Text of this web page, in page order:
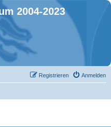
2004-2023
Anmelden
Registrieren